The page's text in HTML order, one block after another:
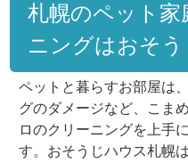
札幌のペット
ニングはおそ
ペットと暮らすお部屋は
グのダメージなど、こま
ロのクリーニングを上手
す。おそうじハウス札幌